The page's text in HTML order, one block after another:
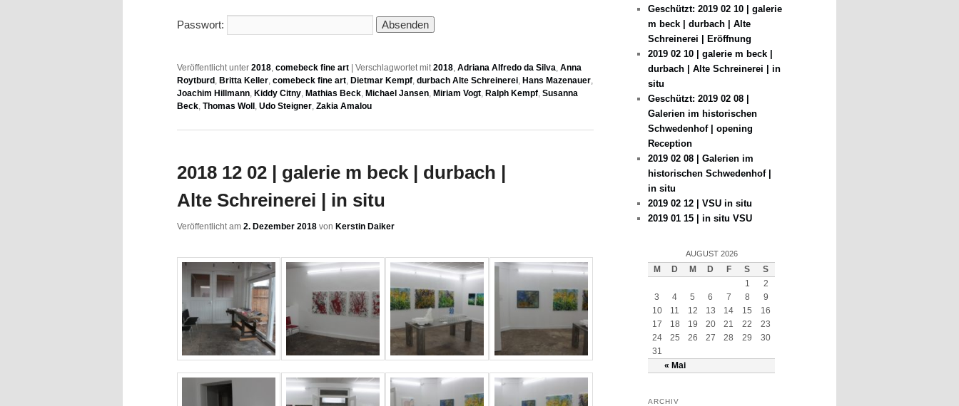
Passwort:
Veröffentlicht unter 2018, comebeck fine art Verschlagwortet mit 2018, Adriana Alfredo da Silva, Anna
Roytburd , Britta Keller, comebeck fine art, Dietmar Kempf, durbach Alte Schreinerei, Hans Mazenauer,
Joachim Hillmann, Kiddy Citny, Mathias Beck, Michael Jansen, Miriam Vogt, Ralph Kempf, Susanna
Beck, Thomas Woll , Udo Steigner, Zakia Amalou
2018 12 02 | galerie m beck | durbach |
Alte Schreinerei | in situ
Veröffentlicht am 2. Dezember 2018 von Kerstin Daiker
Geschützt: 2019 02 10 | galerie
m beck | durbach | Alte
Schreinerei | Eröffnung
2019 02 10 | galerie m beck |
durbach | Alte Schreinerei | in
situ
Geschützt: 2019 02 08 |
Galerien im historischen
Schwedenhof | opening
Reception
2019 02 08 | Galerien im
historischen Schwedenhof |
in situ
2019 02 12 | VSU in situ
2019 01 15 | in situ VSU
AUGUST 2026
M D M D F S S
« Mai
1
2
3
4 5 6 7 8
9
10
11 12 13 14 15
16
17
18 19 20 21 22
23
24
25 26 27 28 29
30
31
ARCHIV